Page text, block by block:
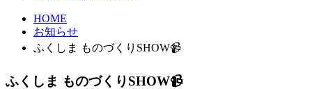
HOME
お知らせ
ふくしま ものづくりSHOW📹
ふくしま ものづくりSHOW📹